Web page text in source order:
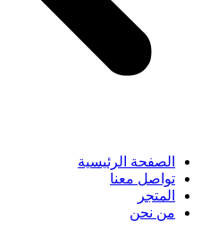
الصفحة الرئيسية
تواصل معنا
المتجر
من نحن